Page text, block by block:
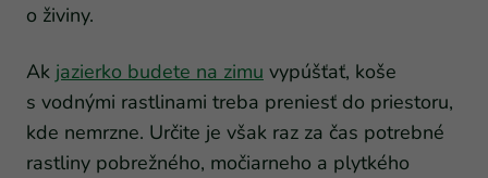
o živiny.
Ak jazierko budete na zimu vypúšťať, koše
s vodnými rastlinami treba preniesť do priestoru,
kde nemrzne. Určite je však raz za čas potrebné
rastliny pobrežného, močiarneho a plytkého